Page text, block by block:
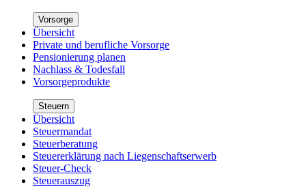
Vorsorge
Übersicht
Private und berufliche Vorsorge
Pensionierung planen
Nachlass & Todesfall
Vorsorgeprodukte
Steuern
Übersicht
Steuermandat
Steuerberatung
Steuererklärung nach Liegenschaftserwerb
Steuer-Check
Steuerauszug